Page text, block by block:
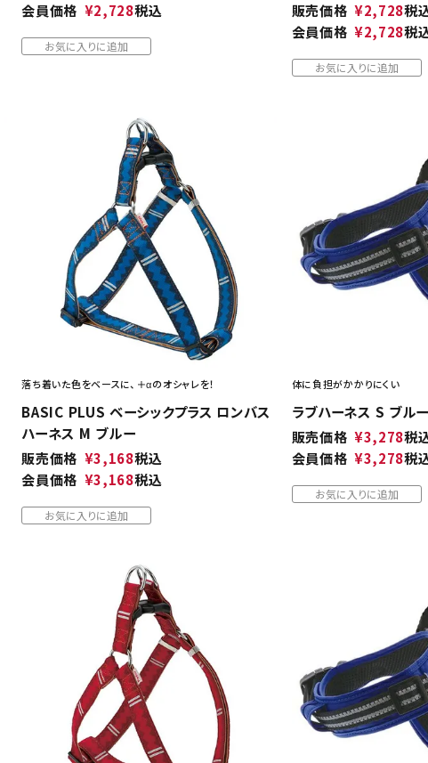
会員価格 ¥2,728税込
お気に入りに追加
販売価格 ¥2,728税
会員価格 ¥2,728税
お気に入りに追加
落ち着いた色をベースに、＋αのオシャレを！
BASIC PLUS ベーシックプラス ロンバス
ハーネス M ブルー
販売価格 ¥3,168税込
会員価格 ¥3,168税込
お気に入りに追加
体に負担がかかりにくい
ラブハーネス S ブルー
販売価格 ¥3,278税
会員価格 ¥3,278税
お気に入りに追加